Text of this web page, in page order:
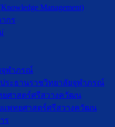
Management)
กร
จุฬาภรณ์
ระธานราชวิทยาลัยจุฬาภรณ์
ยศาสตร์ศรีสวางควัฒน
แพทยศาสตร์ศรีสวางควัฒน
ร